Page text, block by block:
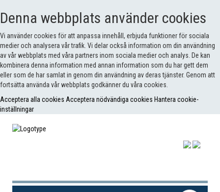
Denna webbplats använder cookies
Vi använder cookies för att anpassa innehåll, erbjuda funktioner för sociala
medier och analysera vår trafik. Vi delar också information om din användning
av vår webbplats med våra partners inom sociala medier och analys. De kan
kombinera denna information med annan information som du har gett dem
eller som de har samlat in genom din användning av deras tjänster. Genom att
fortsätta använda vår webbplats godkänner du våra cookies.
Acceptera alla cookies Acceptera nödvändiga cookies Hantera cookie-
inställningar